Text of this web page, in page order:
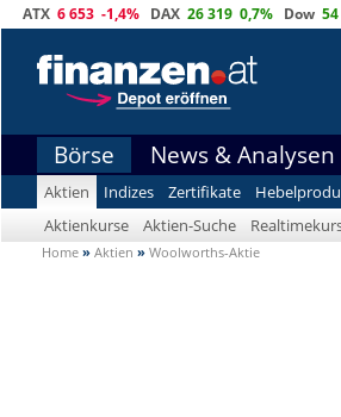
ATX 6 653 -1,4% DAX 26 319 0,7% Dow
Börse News & Analysen
Aktien Indizes Zertifikate
Aktienkurse
Aktien-Suche
Home » Aktien » Woolworths-Aktie